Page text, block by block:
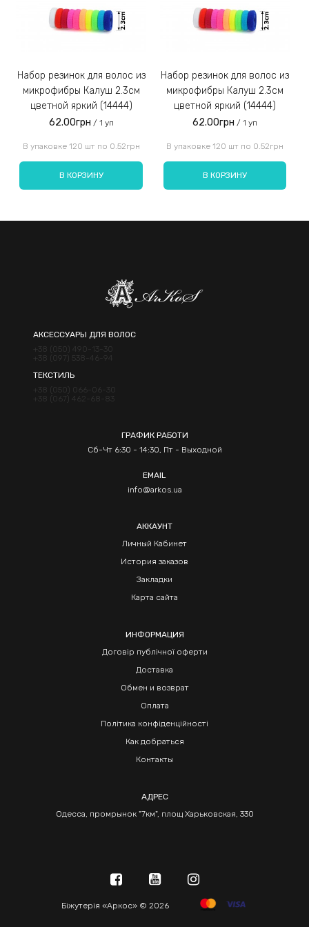
Набор резинок для волос из
микрофибры Калуш 2.3см
цветной яркий (14444)
62.00грн / 1 уп
В упаковке 120 шт по 0.52грн
В КОРЗИНУ
Набор резинок для волос из
микрофибры Калуш 2.3см
цветной яркий (14444)
62.00грн / 1 уп
В упаковке 120 шт по 0.52грн
В КОРЗИНУ
АКСЕССУАРЫ ДЛЯ ВОЛОС
+38 (050) 490-13-30
+38 (097) 538-46-94
ТЕКСТИЛЬ
+38 (050) 066-06-30
+38 (067) 462-68-83
ГРАФИК РАБОТИ
Сб-Чт 6:30 - 14:30, Пт - Выходной
EMAIL
info@arkos.ua
АККАУНТ
Личный Кабинет
История заказов
Закладки
Карта сайта
ИНФОРМАЦИЯ
Договір публічної оферти
Доставка
Обмен и возврат
Оплата
Політика конфіденційності
Как добраться
Контакты
АДРЕС
Одесса, промрынок "7км", площ Харьковская, 330
Біжутерія «Аркос» © 2026